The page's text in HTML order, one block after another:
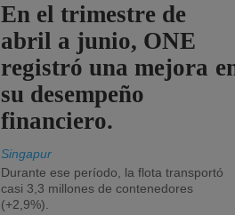
En el trimestre de
abril a junio, ONE
registró una mejora
su desempeño
financiero.
Singapur
Durante ese período, la flota transportó
casi 3,3 millones de contenedores
(+2,9%).